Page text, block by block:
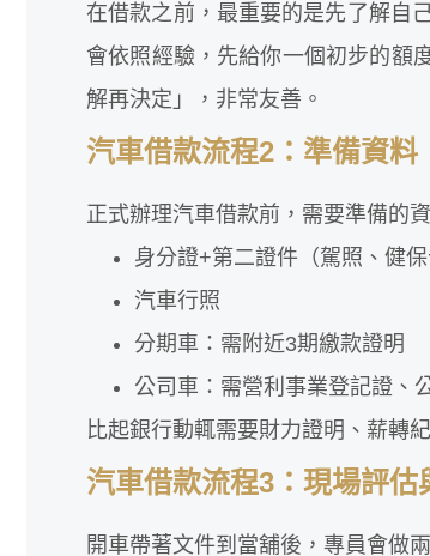
在借款之前，最重要的是先了解自
會依照經驗，先給你一個初步的額
解再決定」，非常友善。
汽車借款流程2：準備資料
正式辦理汽車借款前，需要準備的
身分證+第二證件（駕照、健保
汽車行照
分期車：需附近3期繳款證明
公司車：需營利事業登記證、
比起銀行動輒需要財力證明、薪轉
汽車借款流程3：現場評估
開車帶著文件到當舖後，專員會做兩